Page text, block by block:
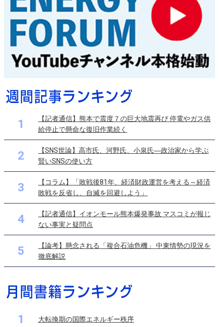
1
【記者通信】熊本で震度７の巨大地震再び 停電やガス供
給停止で懸命な復旧作業続く
2
【SNS世論】高市氏、河野氏、小泉氏―政治家から学ぶ
賢いSNSの使い方
3
【コラム】「敗戦後81年、経済財政運営を考える～経済
敗戦を反省し、自滅を回避しよう」
4
【記者通信】イオンモール熊本爆発事故 マスコミが報じ
ない事実と疑問点
5
【論考】懸念される「複合石油危機」 中東情勢の現況を
徹底解説
1 大転換期の国際エネルギー秩序